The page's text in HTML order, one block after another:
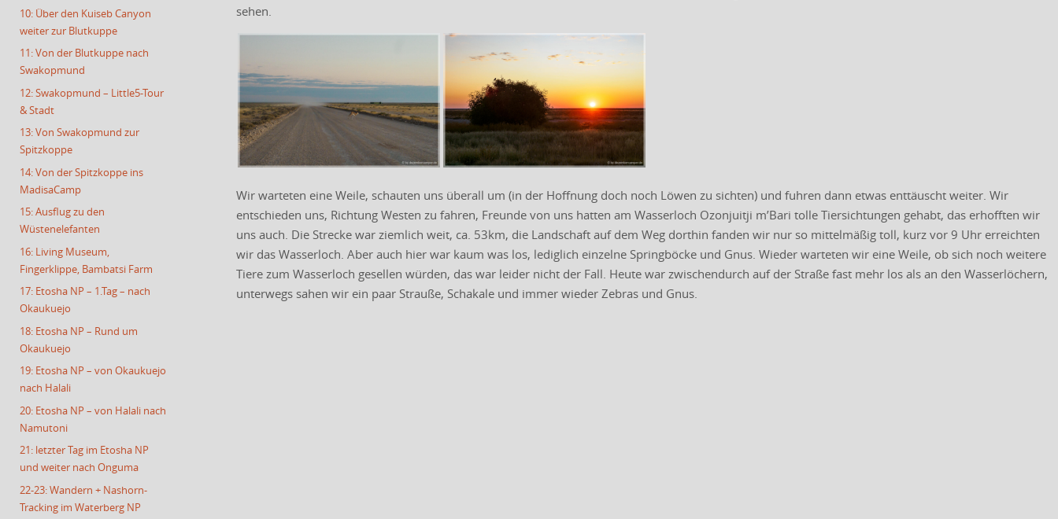
sehen.
Wir warteten eine Weile, schauten uns überall um (in der Hoffnung doch noch Löwen zu sichten) und fuhren dann etwas enttäuscht weiter. Wir
entschieden uns, Richtung Westen zu fahren, Freunde von uns hatten am Wasserloch Ozonjuitji m’Bari tolle Tiersichtungen gehabt, das erhofften wir
uns auch. Die Strecke war ziemlich weit, ca. 53km, die Landschaft auf dem Weg dorthin fanden wir nur so mittelmäßig toll, kurz vor 9 Uhr erreichten
wir das Wasserloch. Aber auch hier war kaum was los, lediglich einzelne Springböcke und Gnus. Wieder warteten wir eine Weile, ob sich noch weitere
Tiere zum Wasserloch gesellen würden, das war leider nicht der Fall. Heute war zwischendurch auf der Straße fast mehr los als an den Wasserlöchern,
unterwegs sahen wir ein paar Strauße, Schakale und immer wieder Zebras und Gnus.
10: Über den Kuiseb Canyon
weiter zur Blutkuppe
11: Von der Blutkuppe nach
Swakopmund
12: Swakopmund – Little5-Tour
& Stadt
13: Von Swakopmund zur
Spitzkoppe
14: Von der Spitzkoppe ins
MadisaCamp
15: Ausflug zu den
Wüstenelefanten
16: Living Museum,
Fingerklippe, Bambatsi Farm
17: Etosha NP – 1.Tag – nach
Okaukuejo
18: Etosha NP – Rund um
Okaukuejo
19: Etosha NP – von Okaukuejo
nach Halali
20: Etosha NP – von Halali nach
Namutoni
21: letzter Tag im Etosha NP
und weiter nach Onguma
22-23: Wandern + Nashorn-
Tracking im Waterberg NP